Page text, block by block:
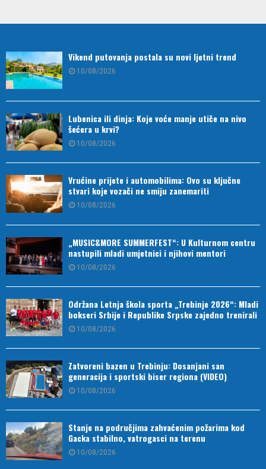
Vikend putovanja postala su novi ljetni trend
10/08/2026
Lubenica ili dinja: Koje voće manje utiče na nivo
šećera u krvi?
10/08/2026
Vrućine prijete i automobilima: Ovo su ključne
stvari koje vozači ne smiju zanemariti
10/08/2026
„MUSIC&MORE SUMMERFEST“: U Kulturnom centru
nastupili mladi umjetnici i njihovi mentori
10/08/2026
Održana Letnja škola sporta „Trebinje 2026“: Mladi
bokseri Srbije i Republike Srpske zajedno trenirali
10/08/2026
Zatvoreni bazen u Trebinju: Dosanjani san
generacija i sportski biser regiona (VIDEO)
10/08/2026
Stanje na područjima zahvaćenim požarima kod
Gacka stabilno, vatrogasci na terenu
10/08/2026